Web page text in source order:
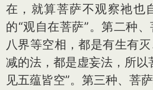
在，就算菩萨不观察祂也
的“观自在菩萨”。第二种
八界等空相，都是有生有
减的法，都是虚妄法，所以
见五蕴皆空”。第三种、菩